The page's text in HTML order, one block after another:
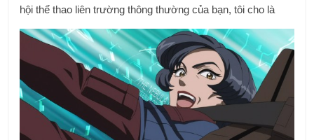
hội thể thao liên trường thông thường của bạn, tôi cho là